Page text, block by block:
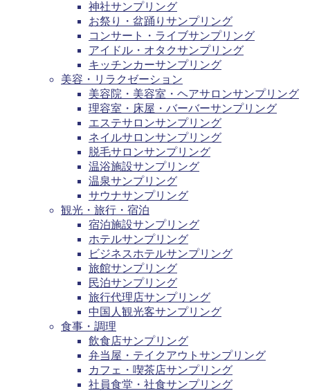
神社サンプリング
お祭り・盆踊りサンプリング
コンサート・ライブサンプリング
アイドル・オタクサンプリング
キッチンカーサンプリング
美容・リラクゼーション
美容院・美容室・ヘアサロンサンプリング
理容室・床屋・バーバーサンプリング
エステサロンサンプリング
ネイルサロンサンプリング
脱毛サロンサンプリング
温浴施設サンプリング
温泉サンプリング
サウナサンプリング
観光・旅行・宿泊
宿泊施設サンプリング
ホテルサンプリング
ビジネスホテルサンプリング
旅館サンプリング
民泊サンプリング
旅行代理店サンプリング
中国人観光客サンプリング
食事・調理
飲食店サンプリング
弁当屋・テイクアウトサンプリング
カフェ・喫茶店サンプリング
社員食堂・社食サンプリング